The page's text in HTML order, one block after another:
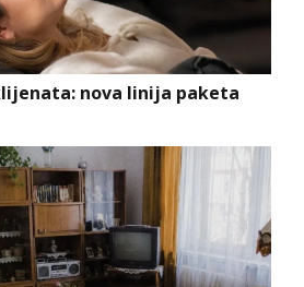
nova linija paketa